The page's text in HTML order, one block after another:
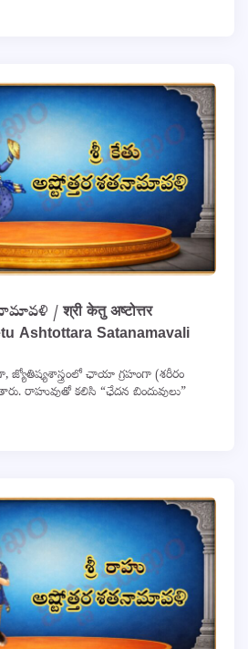
/ श्री केतु अष्टोत्तर
Ashtottara Satanamavali
జ్యోతిష్యశాస్త్రంలో ఛాయా గ్రహంగా (శరీరం
రాహువుతో కలిసి “ఛేదన బిందువులు”